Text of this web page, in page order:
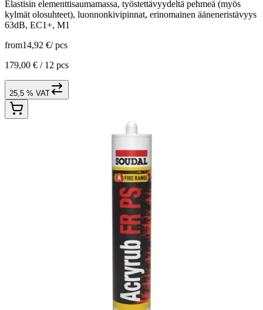
Elastisin elementtisaumamassa, työstettävyydeltä pehmeä (myös
kylmät olosuhteet), luonnonkivipinnat, erinomainen ääneneristävyys
63dB, EC1+, M1
from14,92 €/ pcs
179,00 € / 12 pcs
25,5 % VAT